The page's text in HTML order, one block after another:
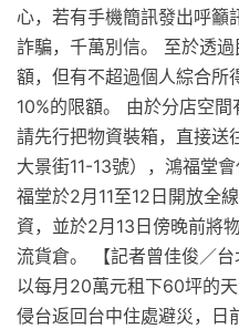
心，若有手機簡訊發出呼籲
詐騙，千萬別信。 至於透
額，但有不超過個人綜合所
10%的限額。 由於分店空間
請先行把物資裝箱，直接送
大景街11-13號），鴻福堂
福堂於2月11至12日開放全
資，並於2月13日傍晚前將
流貨倉。 【記者曾佳俊／
以每月20萬元租下60坪的
侵台返回台中住處避災，日